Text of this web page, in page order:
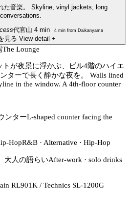
音楽。
Skyline, vinyl jackets, long
conversations.
代官山 4 min4 min from Daikanyama
見る View detail +
The Lounge
が夜景に浮かぶ、ビル4階のハイエ
ターで長く静かな夜を。
Walls lined
in the window. A 4th-floor counter
ンターL-shaped counter facing the
HopR&B · Alternative · Hip-Hop
大人の語らいAfter-work · solo drinks
RL901K / Technics SL-1200G